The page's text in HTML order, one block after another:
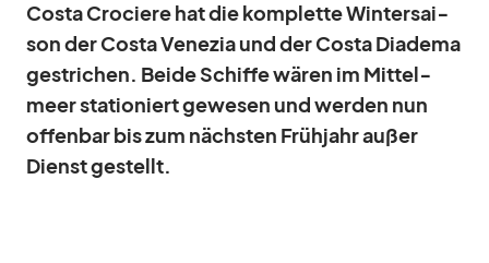
Costa Cro­ciere hat die kom­plette Win­ter­sai­
son der Costa Ve­ne­zia und der Costa Dia­dema
ge­stri­chen. Beide Schiffe wä­ren im Mit­tel­
meer sta­tio­niert ge­we­sen und wer­den nun
of­fen­bar bis zum nächs­ten Früh­jahr au­ßer
Dienst ge­stellt.